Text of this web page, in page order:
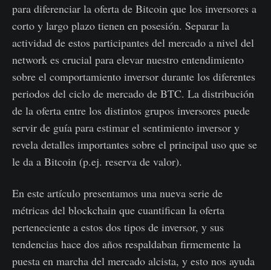
para diferenciar la oferta de Bitcoin que los inversores a
corto y largo plazo tienen en posesión. Separar la
actividad de estos participantes del mercado a nivel del
network es crucial para elevar nuestro entendimiento
sobre el comportamiento inversor durante los diferentes
periodos del ciclo de mercado de BTC. La distribución
de la oferta entre los distintos grupos inversores puede
servir de guía para estimar el sentimiento inversor y
revela detalles importantes sobre el principal uso que se
le da a Bitcoin (p.ej. reserva de valor).
En este artículo presentamos una nueva serie de
métricas del blockchain que cuantifican la oferta
perteneciente a estos dos tipos de inversor, y sus
tendencias hace dos años respaldaban firmemente la
puesta en marcha del mercado alcista, y esto nos ayuda